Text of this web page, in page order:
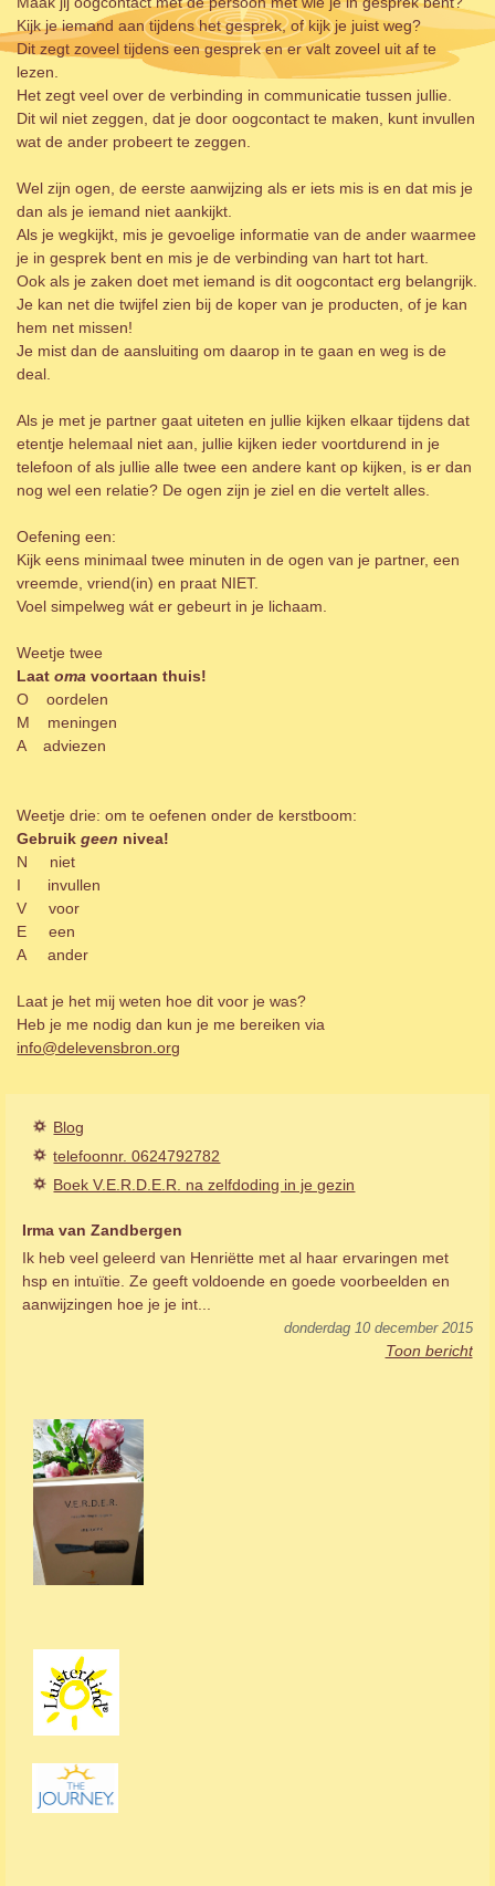
Kijk je iemand aan tijdens het gesprek, of kijk je juist weg?
Dit zegt zoveel tijdens een gesprek en er valt zoveel uit af te
lezen.
Het zegt veel over de verbinding in communicatie tussen jullie.
Dit wil niet zeggen, dat je door oogcontact te maken, kunt invullen
wat de ander probeert te zeggen.
Wel zijn ogen, de eerste aanwijzing als er iets mis is en dat mis je
dan als je iemand niet aankijkt.
Als je wegkijkt, mis je gevoelige informatie van de ander waarmee
je in gesprek bent en mis je de verbinding van hart tot hart.
Ook als je zaken doet met iemand is dit oogcontact erg belangrijk.
Je kan net die twijfel zien bij de koper van je producten, of je kan
hem net missen!
Je mist dan de aansluiting om daarop in te gaan en weg is de
deal.
Als je met je partner gaat uiteten en jullie kijken elkaar tijdens dat
etentje helemaal niet aan, jullie kijken ieder voortdurend in je
telefoon of als jullie alle twee een andere kant op kijken, is er dan
nog wel een relatie? De ogen zijn je ziel en die vertelt alles.
Oefening een:
Kijk eens minimaal twee minuten in de ogen van je partner, een
vreemde, vriend(in) en praat NIET.
Voel simpelweg wát er gebeurt in je lichaam.
Weetje twee
Laatoma voortaan thuis!
O oordelen
M meningen
A adviezen
Weetje drie: om te oefenen onder de kerstboom:
Gebruikgeen nivea!
N niet
I invullen
V voor
E een
A ander
Laat je het mij weten hoe dit voor je was?
Heb je me nodig dan kun je me bereiken via
info@delevensbron.org
Blog
telefoonnr. 0624792782
Boek V.E.R.D.E.R. na zelfdoding in je gezin
Irma van Zandbergen
Ik heb veel geleerd van Henriëtte met al haar ervaringen met
hsp en intuïtie. Ze geeft voldoende en goede voorbeelden en
aanwijzingen hoe je je int...
donderdag 10 december 2015
Toon bericht